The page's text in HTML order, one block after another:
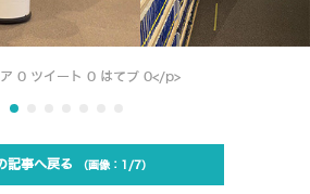
0 ツイート 0 はてブ 0</p>
記事へ戻る 1/7